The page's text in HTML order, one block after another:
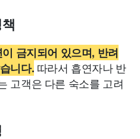
금지되어 있으며, 반려
니다. 따라서 흡연자나 반
고객은 다른 숙소를 고려